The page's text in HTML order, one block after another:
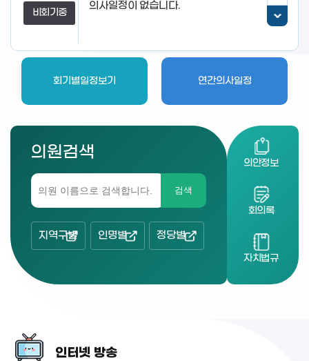
비회기중
회기별일정보기 연간의사일정
의원검색
검색
지역구별 인명별 정당별
의안정보
회의록
자치법규
인터넷 방송